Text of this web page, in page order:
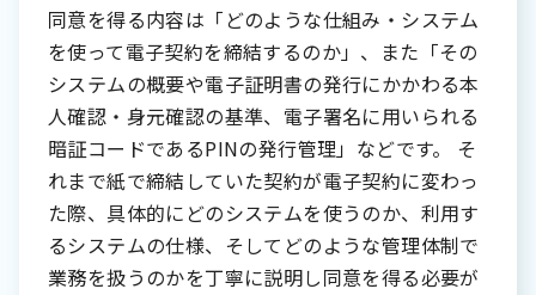
同意を得る内容は「どのような仕組み・システム
を使って電子契約を締結するのか」、また「その
システムの概要や電子証明書の発行にかかわる本
人確認・身元確認の基準、電子署名に用いられる
暗証コードであるPINの発行管理」などです。 そ
れまで紙で締結していた契約が電子契約に変わっ
た際、具体的にどのシステムを使うのか、利用す
るシステムの仕様、そしてどのような管理体制で
業務を扱うのかを丁寧に説明し同意を得る必要が